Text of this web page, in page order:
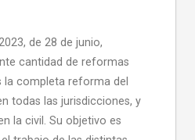
de 28 de junio,
cantidad de reformas
la completa reforma del
todas las jurisdicciones, y
la civil. Su objetivo es